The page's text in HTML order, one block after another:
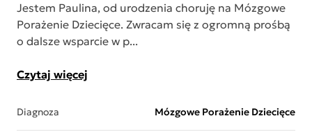
Jestem Paulina, od urodzenia choruję na Mózgowe
Porażenie Dziecięce. Zwracam się z ogromną prośbą
o dalsze wsparcie w p...
Czytaj więcej
Diagnoza Mózgowe Porażenie Dziecięce